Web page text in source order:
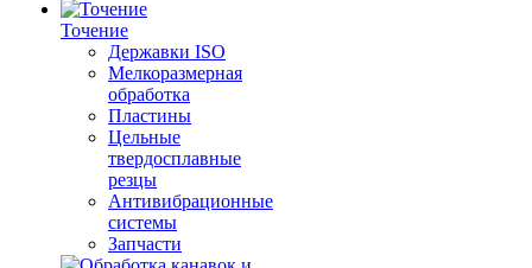
Точение
Державки ISO
Мелкоразмерная
обработка
Пластины
Цельные
твердосплавные
резцы
Антивибрационные
системы
Запчасти